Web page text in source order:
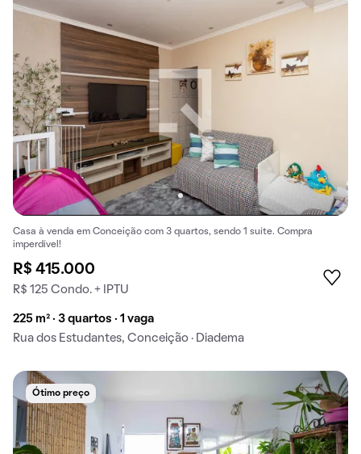
Casa à venda em Conceição com 3 quartos, sendo 1 suíte. Compra
imperdível!
R$ 415.000
R$ 125 Condo. + IPTU
225 m² · 3 quartos · 1 vaga
Rua dos Estudantes, Conceição · Diadema
Ótimo preço